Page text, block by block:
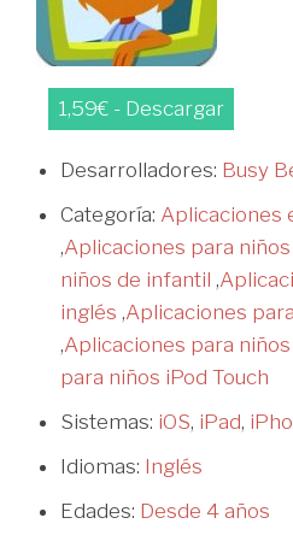
1,59€ - Descargar
Desarrolladores: Busy
Categoría: Aplicaciones
,Aplicaciones para niños
niños de infantil ,
inglés ,Aplicaciones
,Aplicaciones para
para niños iPod Touch
Sistemas: iOS, iPad,
Idiomas: Inglés
Edades: Desde 4 años